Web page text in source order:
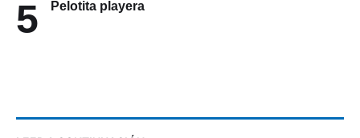
5 Pelotita playera